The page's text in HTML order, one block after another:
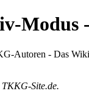
Modus
Autoren - Das Wiki
Site.de.